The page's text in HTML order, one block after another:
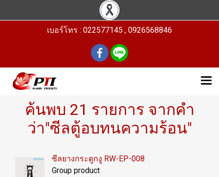
เบอร์โทร : 022577145 , 0926568846
ค้นพบ 21 รายการ จากคำ
ว่า"ซีลตู้อบทนความร้อน"
ซีลยางกระดูกงู RW-EP-008
Group product